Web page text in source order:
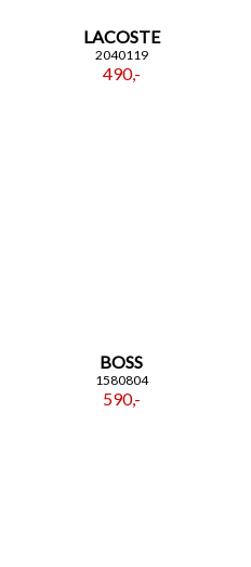
LACOSTE
2040119
490,-
BOSS
1580804
590,-